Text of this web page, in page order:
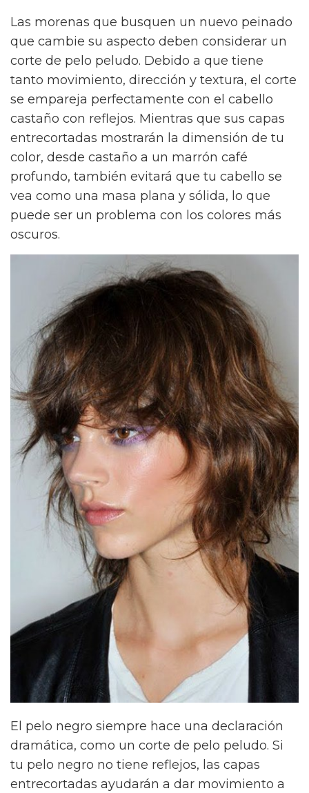
Las morenas que busquen un nuevo peinado
que cambie su aspecto deben considerar un
corte de pelo peludo. Debido a que tiene
tanto movimiento, dirección y textura, el corte
se empareja perfectamente con el cabello
castaño con reflejos. Mientras que sus capas
entrecortadas mostrarán la dimensión de tu
color, desde castaño a un marrón café
profundo, también evitará que tu cabello se
vea como una masa plana y sólida, lo que
puede ser un problema con los colores más
oscuros.
El pelo negro siempre hace una declaración
dramática, como un corte de pelo peludo. Si
tu pelo negro no tiene reflejos, las capas
entrecortadas ayudarán a dar movimiento a